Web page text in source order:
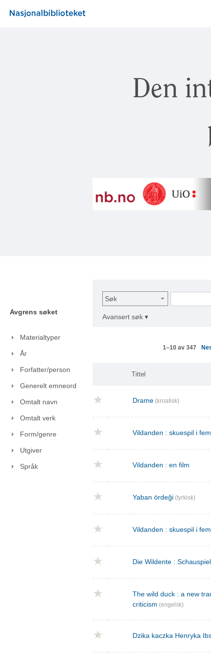
Den
Avgrens søket
Materialtyper
År
Forfatter/person
Generelt emneord
Omtalt navn
Omtalt verk
Form/genre
Utgiver
Språk
Søk
Avansert søk ▾
1–10 av 347
Tittel
Drame (kroatisk)
Vildanden : skuespil i
Vildanden : en film
Yaban ördeği (tyrkisk)
Vildanden : skuespil i
Die Wildente :
The wild duck : a new
criticism (engelsk)
Dzika kaczka Henryka